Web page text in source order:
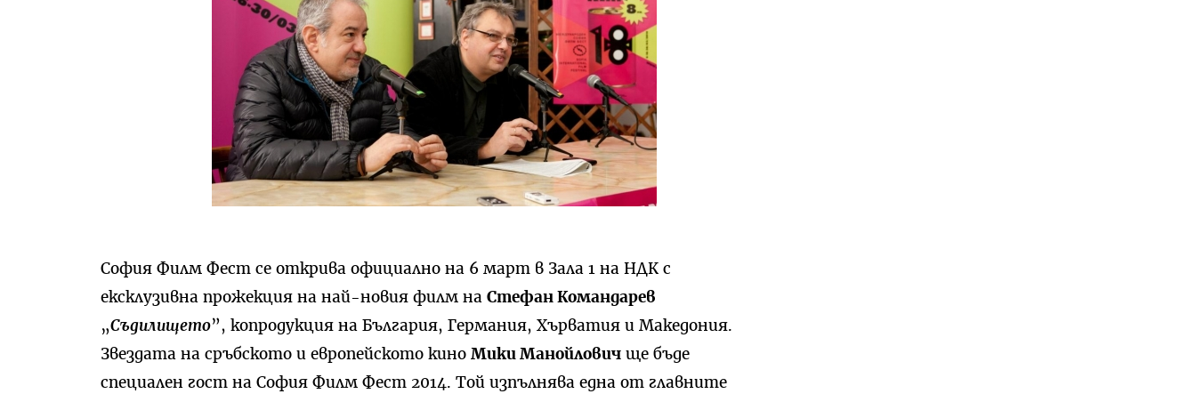
София Филм Фест се открива официално на 6 март в Зала 1 на НДК с
ексклузивна прожекция на най-новия филм на Стефан Командарев
„Съдилището”, копродукция на България, Германия, Хърватия и Македония.
Звездата на сръбското и европейското кино Мики Манойлович ще бъде
специален гост на София Филм Фест 2014. Той изпълнява една от главните